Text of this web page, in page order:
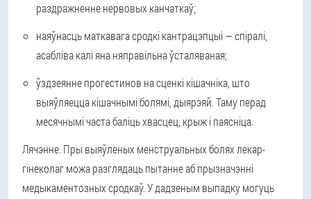
раздражненне нервовых канчаткаў;
наяўнасць маткавага сродкі кантрацэпцыі — спіралі,
асабліва калі яна няправільна ўсталяваная;
ўздзеянне прогестинов на сценкі кішачніка, што
выяўляецца кішачнымі болямі, дыярэяй. Таму перад
месячнымі часта баліць хвасцец, крыж і паясніца.
Лячэнне. Пры выяўленых менструальных болях лекар-
гінеколаг можа разглядаць пытанне аб прызначэнні
медыкаментозных сродкаў. У дадзеным выпадку могуць